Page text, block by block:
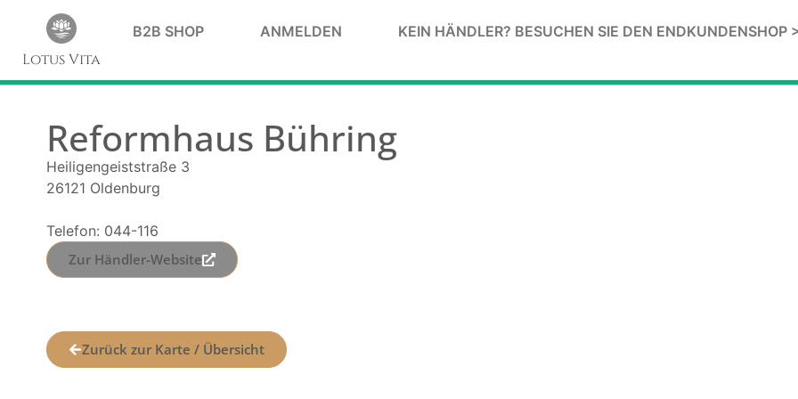
Lotus Vita
B2B SHOP ANMELDEN KEIN HÄNDLER? BESUCHEN SIE DEN ENDKUNDENSHOP
Reformhaus Bühring
Heiligengeiststraße 3
26121 Oldenburg
Telefon: 044-116
Zur Händler-Website
Zurück zur Karte / Übersicht